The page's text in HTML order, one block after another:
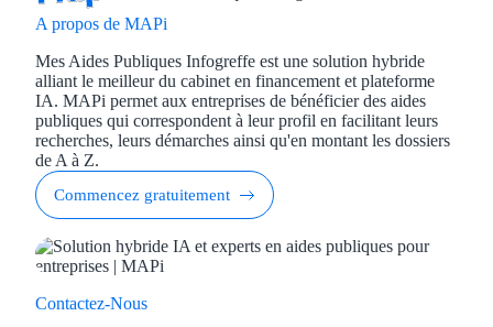
A propos de MAPi
Mes Aides Publiques Infogreffe est une solution hybride
alliant le meilleur du cabinet en financement et plateforme
IA. MAPi permet aux entreprises de bénéficier des aides
publiques qui correspondent à leur profil en facilitant leurs
recherches, leurs démarches ainsi qu'en montant les dossiers
de A à Z.
Commencez gratuitement
Contactez-Nous